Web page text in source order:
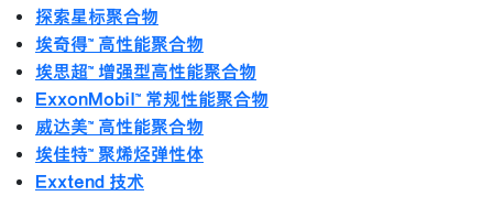
探索星标聚合物
埃奇得™ 高性能聚合物
埃思超™ 增强型高性能聚合物
ExxonMobil™ 常规性能聚合物
威达美™ 高性能聚合物
埃佳特™ 聚烯烃弹性体
Exxtend 技术